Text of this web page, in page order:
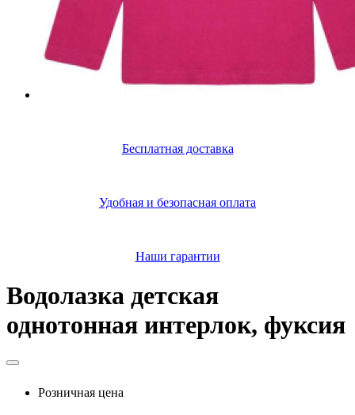
Бесплатная доставка
Удобная и безопасная оплата
Наши гарантии
Водолазка детская
однотонная интерлок, фуксия
Розничная цена